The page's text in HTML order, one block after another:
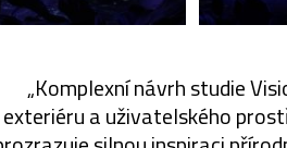
„Komplexní návrh studie
exteriéru a uživatelského